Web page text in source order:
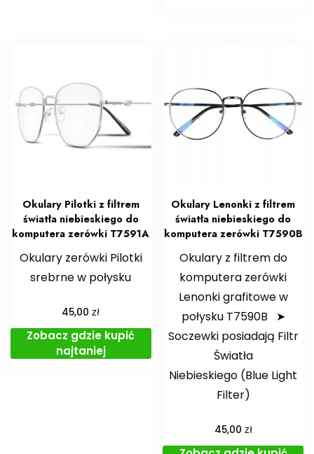
Okulary Pilotki z filtrem
światła niebieskiego do
komputera zerówki T7591A
Okulary zerówki Pilotki
srebrne w połysku
45,00zł
Zobacz gdzie kupić
najtaniej
Okulary Lenonki z filtrem
światła niebieskiego do
komputera zerówki T7590B
Okulary z filtrem do
komputera zerówki
Lenonki grafitowe w
połysku T7590B ➤
Soczewki posiadają Filtr
Światła
Niebieskiego (Blue Light
Filter)
45,00 zł